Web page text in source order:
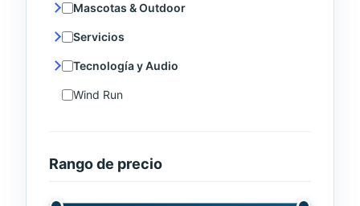
Mascotas & Outdoor
Servicios
Tecnología y Audio
Wind Run
Rango de precio